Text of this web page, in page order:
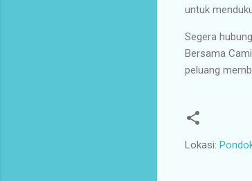
untuk
Segera
Bersama
peluang
Lokasi: